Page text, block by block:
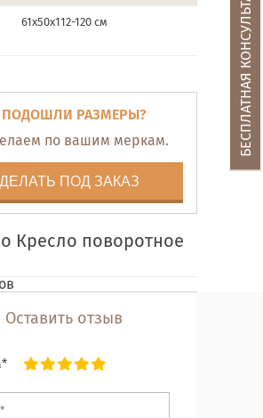
61х50х112-120 см
ПОДОШЛИ РАЗМЕРЫ?
по вашим меркам.
ПОД ЗАКАЗ
Кресло поворотное
Оставить отзыв
БЕСПЛАТНАЯ КОНСУЛЬТАЦИЯ